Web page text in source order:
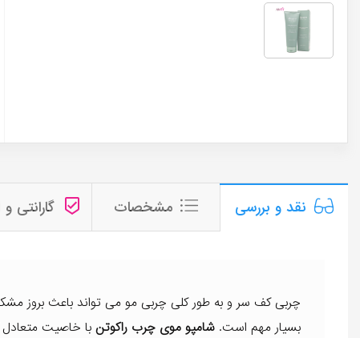
نقد و بررسی مشخصات گارانتی
چربی کف سر و به طور کلی چربی مو می تواند باعث بروز
بسیار مهم است. شامپو موی چرب راکوتن با خاصیت